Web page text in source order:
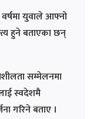
वर्षमा युवाले आफ्नो
हुने बताएका छन्
सम्मेलनमा
स्वदेशमै
गरिने बताए ।